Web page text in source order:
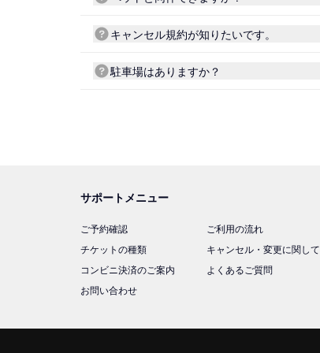
キャンセル規約が知りたいです。
駐車場はありますか？
サポートメニュー
ご予約確認
ご利用の流れ
チケットの種類
キャンセル・変更に関して
コンビニ決済のご案内
よくあるご質問
お問い合わせ